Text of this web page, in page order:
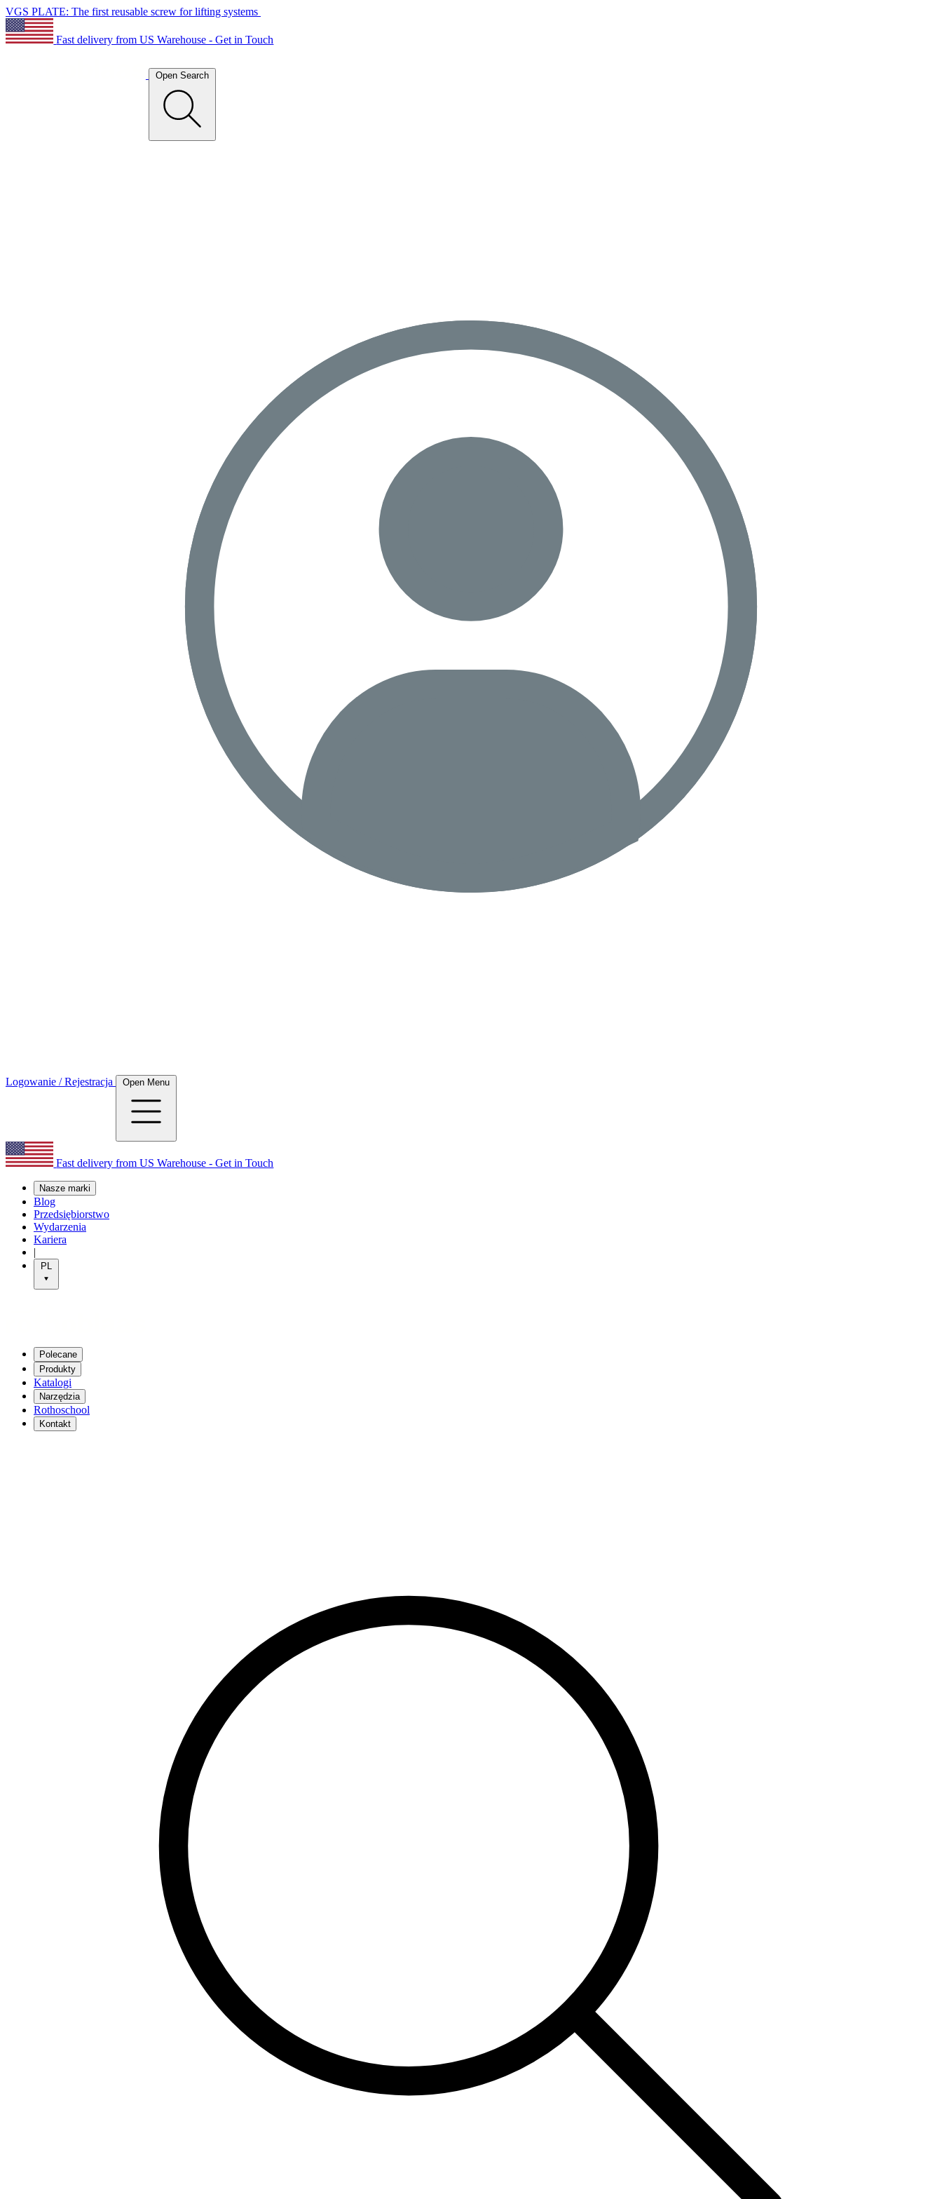
VGS PLATE: The first reusable screw for lifting systems
Fast delivery from US Warehouse - Get in Touch
Open Search
Logowanie / Rejestracja Open Menu
Fast delivery from US Warehouse - Get in Touch
Nasze marki
Blog
Przedsiębiorstwo
Wydarzenia
Kariera
|
PL
Polecane
Produkty
Katalogi
Narzędzia
Rothoschool
Kontakt